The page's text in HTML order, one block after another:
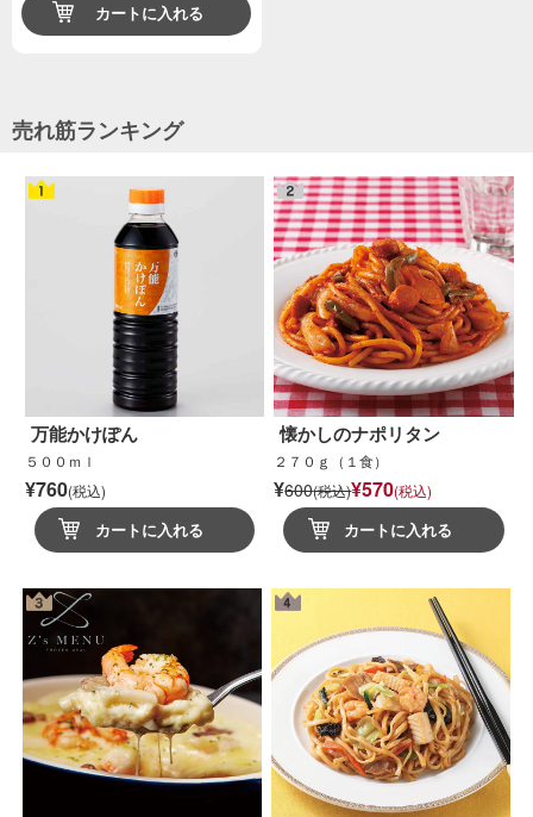
カートに入れる
売れ筋ランキング
万能かけぽん
５００ｍｌ
¥760(税込)
カートに入れる
懐かしのナポリタン
２７０ｇ（１食）
¥600(税込)¥570(税込)
カートに入れる